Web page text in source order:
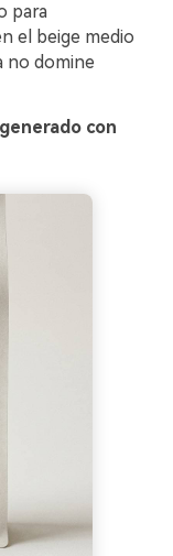
para
el beige medio
no domine
con